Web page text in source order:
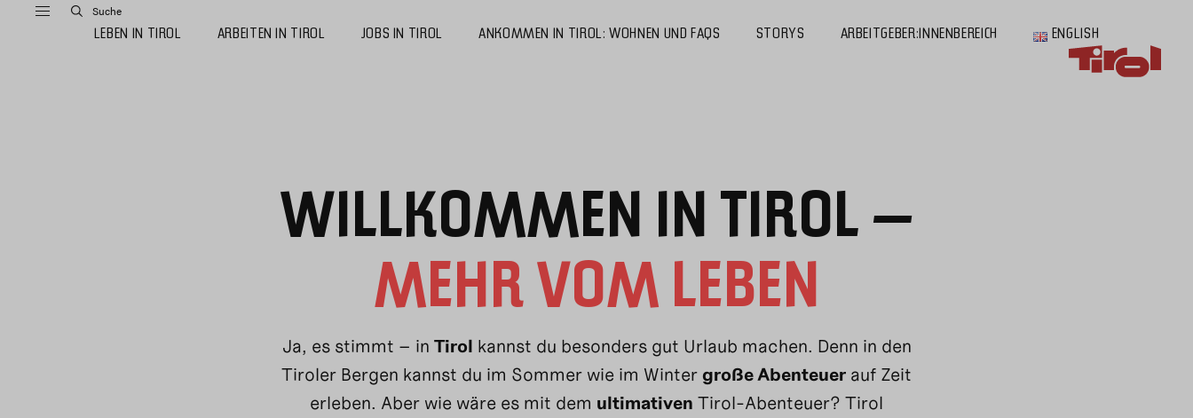
Suche
LEBEN IN TIROL ARBEITEN IN TIROL JOBS IN TIROL ANKOMMEN IN TIROL: WOHNEN UND FAQS STORYS ARBEITGEBER:INNENBEREICH ENGLISH
VOM
LEBEN.
WILLKOMMEN IN TIROL –
MEHR VOM LEBEN
Ja, es stimmt – in Tirol kannst du besonders gut Urlaub machen. Denn in den
Tiroler Bergen kannst du im Sommer wie im Winter große Abenteuer auf Zeit
erleben. Aber wie wäre es mit dem ultimativen Tirol-Abenteuer? Tirol